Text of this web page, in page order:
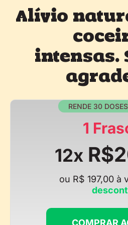
Alívio
intensas.
RENDE 30
1
12x
ou R$ 197,00 à
COMPRAR